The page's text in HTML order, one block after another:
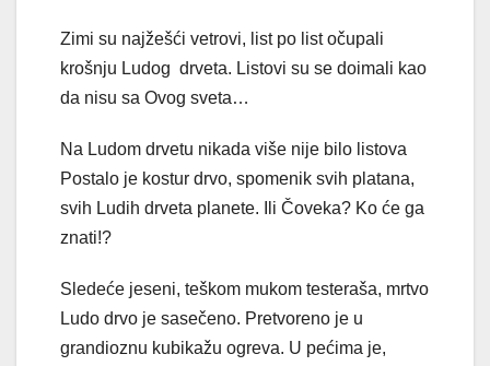
Zimi su najžešći vetrovi, list po list očupali
krošnju Ludog drveta. Listovi su se doimali kao
da nisu sa Ovog sveta…
Na Ludom drvetu nikada više nije bilo listova
Postalo je kostur drvo, spomenik svih platana,
svih Ludih drveta planete. Ili Čoveka? Ko će ga
znati!?
Sledeće jeseni, teškom mukom testeraša, mrtvo
Ludo drvo je sasečeno. Pretvoreno je u
grandioznu kubikažu ogreva. U pećima je,